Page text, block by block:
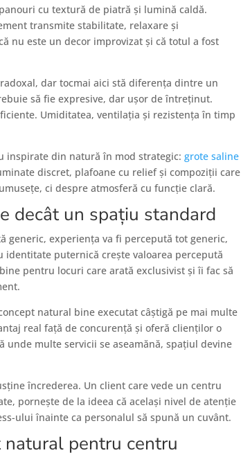
cu textură de piatră și lumină caldă.
transmite stabilitate, relaxare și
nu este un decor improvizat și că totul a fost
dar tocmai aici stă diferența dintre un
să fie expresive, dar ușor de întreținut.
Umiditatea, ventilația și rezistența în timp
inspirate din natură în mod strategic:grote saline
discret, plafoane cu relief și compoziții care
ci despre atmosferă cu funcție clară.
decât un spațiu standard
generic, experiența va fi percepută tot generic,
puternică crește valoarea percepută
pentru locuri care arată exclusivist și îi fac să
natural bine executat câștigă pe mai multe
real față de concurență și oferă clienților o
multe servicii se aseamănă, spațiul devine
încrederea. Un client care vede un centru
pornește de la ideea că același nivel de atenție
ului înainte ca personalul să spună un cuvânt.
natural pentru centru